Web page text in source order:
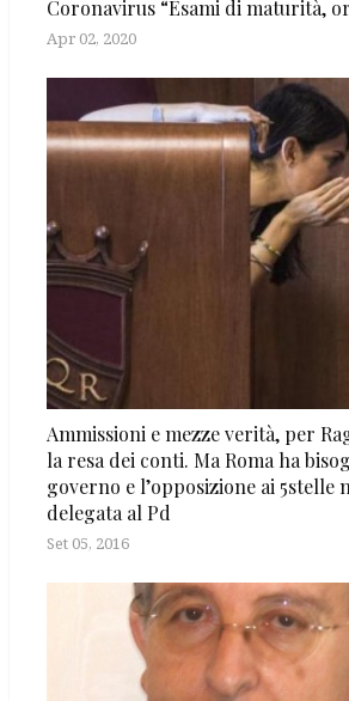
Coronavirus “Esami di maturità,
Apr 02, 2020
Ammissioni e mezze verità, per
la resa dei conti. Ma Roma ha
governo e l’opposizione ai 5stelle
delegata al Pd
Set 05, 2016